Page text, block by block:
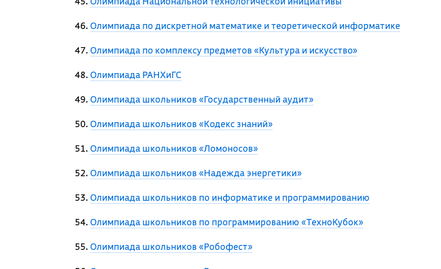
Олимпиада по дискретной математике и теоретической информатике
Олимпиада по комплексу предметов «Культура и искусство»
Олимпиада РАНХиГС
Олимпиада школьников «Государственный аудит»
Олимпиада школьников «Кодекс знаний»
Олимпиада школьников «Ломоносов»
Олимпиада школьников «Надежда энергетики»
Олимпиада школьников по информатике и программированию
Олимпиада школьников по программированию «ТехноКубок»
Олимпиада школьников «Робофест»